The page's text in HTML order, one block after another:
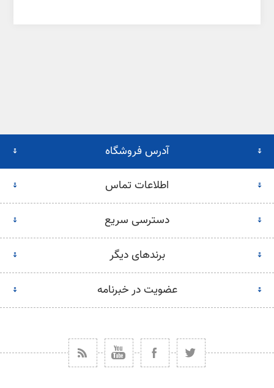
آدرس فروشگاه
اطلاعات تماس
دسترسی سریع
برندهای دیگر
عضویت در خبرنامه